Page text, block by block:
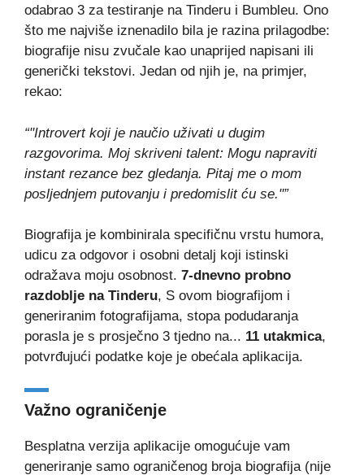
odabrao 3 za testiranje na Tinderu i Bumbleu. Ono
što me najviše iznenadilo bila je razina prilagodbe:
biografije nisu zvučale kao unaprijed napisani ili
generički tekstovi. Jedan od njih je, na primjer,
rekao:
“"Introvert koji je naučio uživati u dugim
razgovorima. Moj skriveni talent: Mogu napraviti
instant rezance bez gledanja. Pitaj me o mom
posljednjem putovanju i predomislit ću se."”
Biografija je kombinirala specifičnu vrstu humora,
udicu za odgovor i osobni detalj koji istinski
odražava moju osobnost. 7-dnevno probno
razdoblje na Tinderu, S ovom biografijom i
generiranim fotografijama, stopa podudaranja
porasla je s prosječno 3 tjedno na... 11 utakmica,
potvrđujući podatke koje je obećala aplikacija.
Važno ograničenje
Besplatna verzija aplikacije omogućuje vam
generiranje samo ograničenog broja biografija (nije